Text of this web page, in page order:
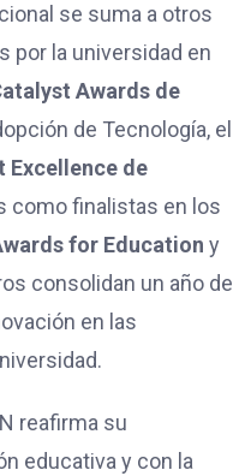
se suma a otros
por la universidad en
Awards de
de Tecnología, el
Excellence de
como finalistas en los
for Education y
consolidan un año de
en las
reafirma su
educativa y con la